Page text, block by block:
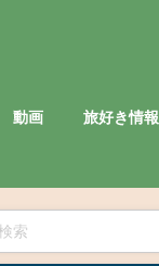
動画 旅好き情報